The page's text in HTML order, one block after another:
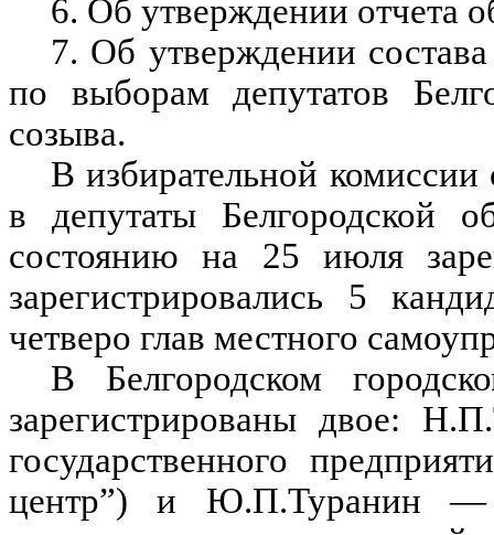
6. Об утверждении отчета
7. Об утверждении
по выборам депутатов
созыва.
В избирательной
в депутаты Белгородской
состоянию на 25 июля
зарегистрировались 5
четверо глав местного
В Белгородском
зарегистрированы двое:
государственного
центр”) и Ю.П.Туранин —